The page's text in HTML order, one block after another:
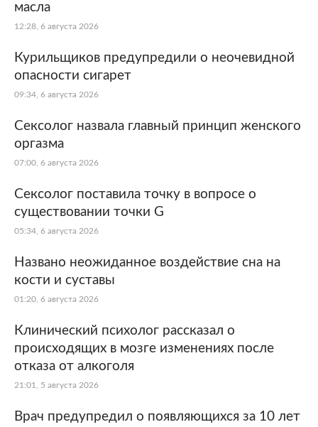
масла
12:28, 6 августа 2026
Курильщиков предупредили о неочевидной
опасности сигарет
09:34, 6 августа 2026
Сексолог назвала главный принцип женского
оргазма
07:00, 6 августа 2026
Сексолог поставила точку в вопросе о
существовании точки G
05:34, 6 августа 2026
Названо неожиданное воздействие сна на
кости и суставы
01:20, 6 августа 2026
Клинический психолог рассказал о
происходящих в мозге изменениях после
отказа от алкоголя
21:01, 5 августа 2026
Врач предупредил о появляющихся за 10 лет